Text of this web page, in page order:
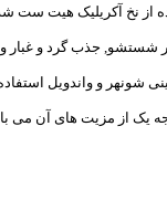
از نخ آکریلیک هیت ست
شستشو, جذب گرد و
شونهر و واندویل
یک از مزیت های آن می